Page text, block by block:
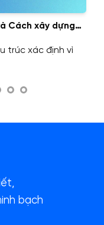
Cách xây dựng
trúc xác định vì
bạch